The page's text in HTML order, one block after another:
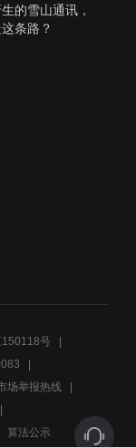
的雪山通讯，
条路？
这么远？导演
连被藏民团团
懂得多，一句
150118号
场举报热线
算法公示